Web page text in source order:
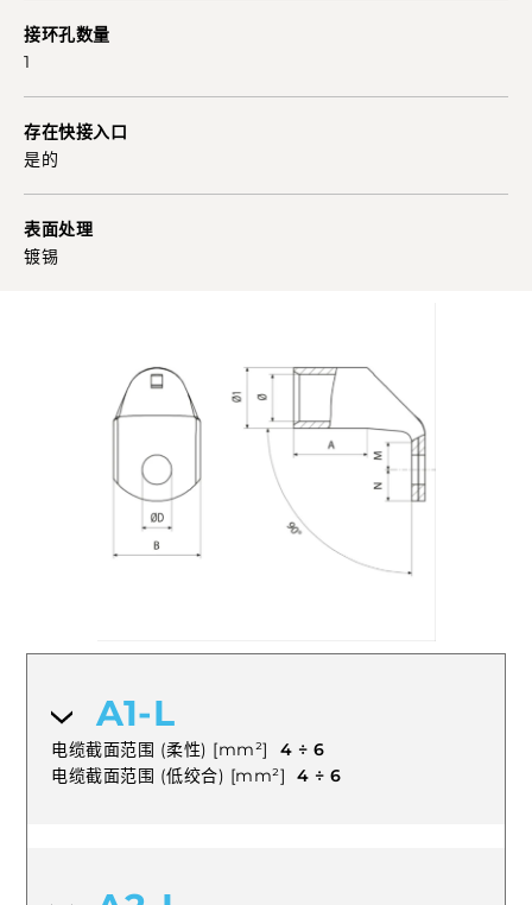
接环孔数量
1
存在快接入口
是的
表面处理
镀锡
A1-L
电缆截面范围 (柔性) [mm²]
4 ÷ 6
电缆截面范围 (低绞合) [mm²]
4 ÷ 6